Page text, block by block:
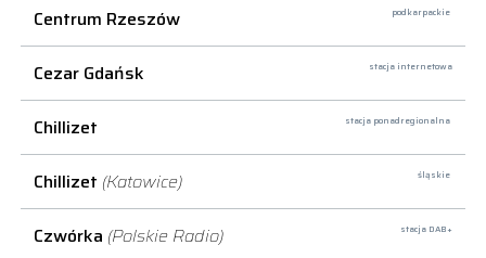
Centrum Rzeszów podkarpackie
Cezar Gdańsk stacja internetowa
Chillizet stacja ponadregionalna
Chillizet (Katowice) śląskie
Czwórka (Polskie Radio) stacja DAB+